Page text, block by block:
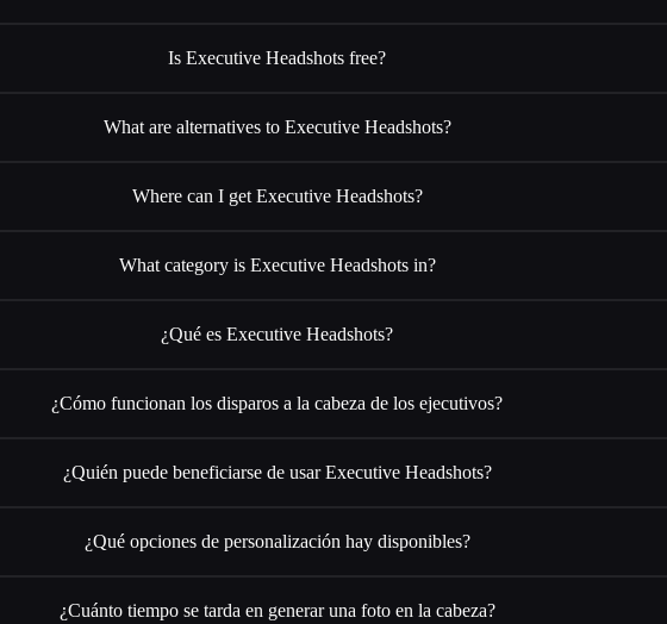
Is Executive Headshots free?
What are alternatives to Executive Headshots?
Where can I get Executive Headshots?
What category is Executive Headshots in?
¿Qué es Executive Headshots?
¿Cómo funcionan los disparos a la cabeza de los ejecutivos?
¿Quién puede beneficiarse de usar Executive Headshots?
¿Qué opciones de personalización hay disponibles?
¿Cuánto tiempo se tarda en generar una foto en la cabeza?